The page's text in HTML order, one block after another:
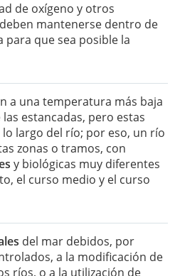
de oxígeno y otros
deben mantenerse dentro de
para que sea posible la
a una temperatura más baja
estancadas, pero estas
largo del río; por eso, un río
zonas o tramos, con
y biológicas muy diferentes
el curso medio y el curso
del mar debidos, por
a la modificación de
ríos, o a la utilización de